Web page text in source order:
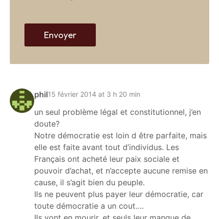
phil15 février 2014 at 3 h 20 min
un seul problème légal et constitutionnel, j’en
doute?
Notre démocratie est loin d être parfaite, mais
elle est faite avant tout d’individus. Les
Français ont acheté leur paix sociale et
pouvoir d’achat, et n’accepte aucune remise en
cause, il s’agit bien du peuple.
Ils ne peuvent plus payer leur démocratie, car
toute démocratie a un cout….
b
Envoyer